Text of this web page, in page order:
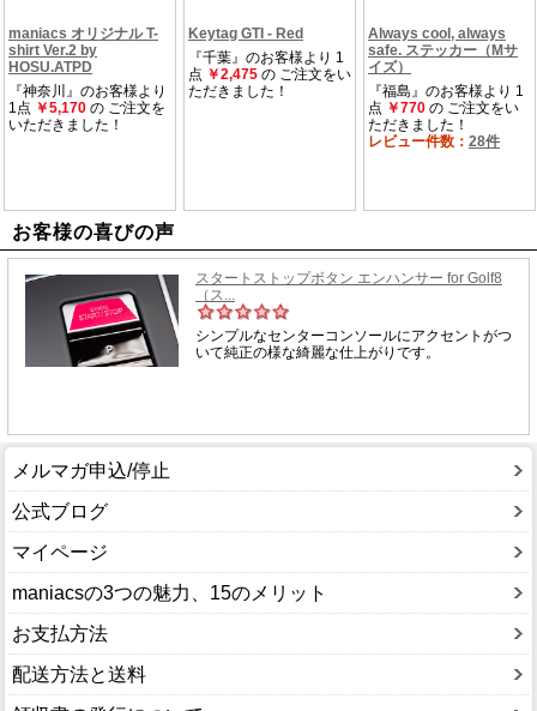
お客様の喜びの声
メルマガ申込/停止
公式ブログ
マイページ
maniacsの3つの魅力、15のメリット
お支払方法
配送方法と送料